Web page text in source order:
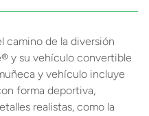
camino de la diversión
y su vehículo convertible
y vehículo incluye
forma deportiva,
realistas, como la